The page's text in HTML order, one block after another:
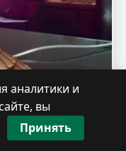
аналитики и
вы
Принять